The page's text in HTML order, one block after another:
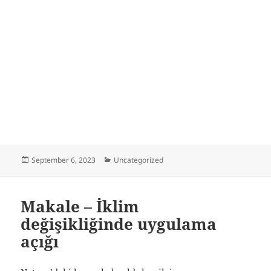
Posted
September 6, 2023 Categories
Uncategorized
Makale – İklim
değişikliğinde uygulama
açığı